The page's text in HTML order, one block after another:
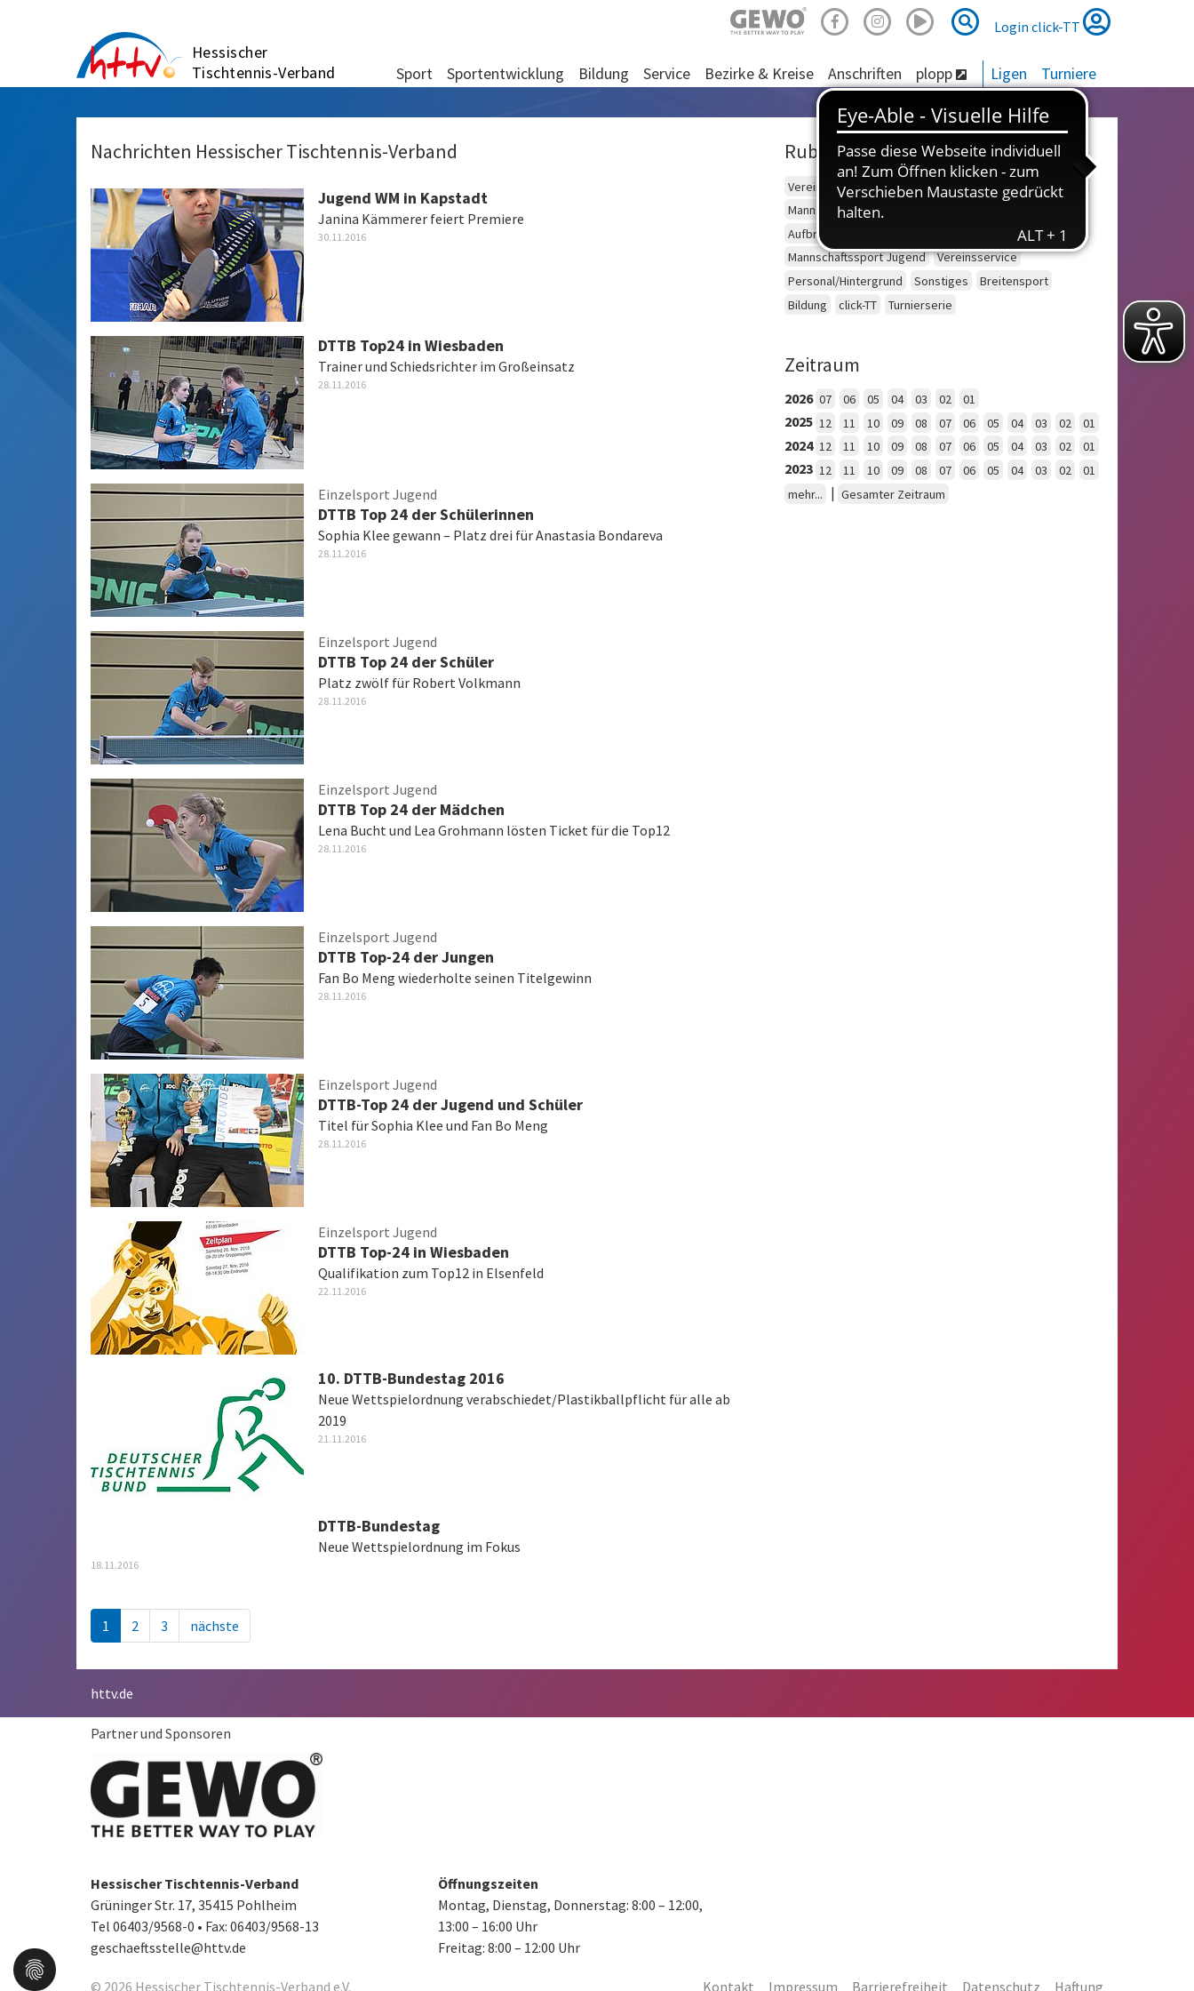
Hessischer
Tischtennis-Verband
Suche
Suche
Login click-TT
Sport Sportentwicklung Bildung Service Bezirke & Kreise Anschriften plopp Ligen Turniere
Nachrichten Hessischer Tischtennis-Verband
Jugend WM in Kapstadt
Janina Kämmerer feiert Premiere
30.11.2016
DTTB Top24 in Wiesbaden
Trainer und Schiedsrichter im Großeinsatz
28.11.2016
Einzelsport Jugend
DTTB Top 24 der Schülerinnen
Sophia Klee gewann – Platz drei für Anastasia Bondareva
28.11.2016
Einzelsport Jugend
DTTB Top 24 der Schüler
Platz zwölf für Robert Volkmann
28.11.2016
Einzelsport Jugend
DTTB Top 24 der Mädchen
Lena Bucht und Lea Grohmann lösten Ticket für die Top12
28.11.2016
Einzelsport Jugend
DTTB Top-24 der Jungen
Fan Bo Meng wiederholte seinen Titelgewinn
28.11.2016
Einzelsport Jugend
DTTB-Top 24 der Jugend und Schüler
Titel für Sophia Klee und Fan Bo Meng
28.11.2016
Einzelsport Jugend
DTTB Top-24 in Wiesbaden
Qualifikation zum Top12 in Elsenfeld
22.11.2016
10. DTTB-Bundestag 2016
Neue Wettspielordnung verabschiedet/Plastikballpflicht für alle ab
2019
21.11.2016
DTTB-Bundestag
Neue Wettspielordnung im Fokus
18.11.2016
1 2 3 nächste
Rubriken
Vereinsberatung Schulsport
Einzelsport Erwachsene
Mannschaftssport Erwachsene
Aufbruch
Mannschaftssport Jugend
Vereinsservice
Personal/Hintergrund
Sonstiges
Breitensport
Bildung
click-TT Turnierserie
Zeitraum
2026 07 06 05 04 03 02 01
2025 12 11 10 09 08 07 06 05 04 03 02 01
2024 12 11 10 09 08 07 06 05 04 03 02 01
2023 12 11 10 09 08 07 06 05 04 03 02
01
mehr...
| Gesamter Zeitraum
httv.de
Partner und Sponsoren
Hessischer Tischtennis-Verband
Grüninger Str. 17, 35415 Pohlheim
Tel 06403/9568-0 • Fax: 06403/9568-13
geschaeftsstelle@httv.de
Öffnungszeiten
Montag, Dienstag, Donnerstag: 8:00 – 12:00,
13:00 – 16:00 Uhr
Freitag: 8:00 – 12:00 Uhr
Kontakt Impressum Barrierefreiheit Datenschutz Haftung
© 2026 Hessischer Tischtennis-Verband e.V.